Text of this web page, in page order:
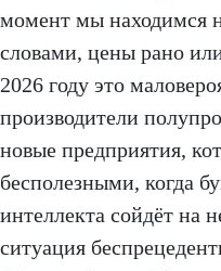
момент мы находимся
словами, цены рано
2026 году это
производители
новые предприятия,
бесполезными, когда
интеллекта сойдёт на
ситуация